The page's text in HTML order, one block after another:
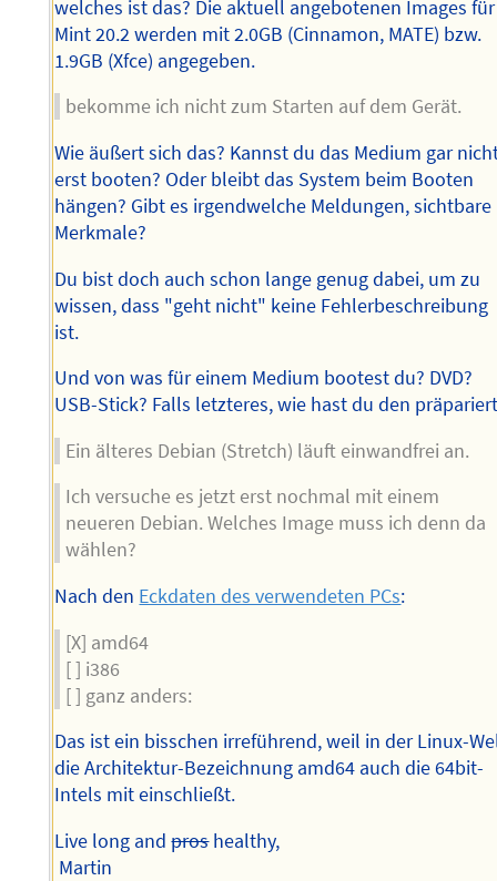
welches ist das? Die aktuell angebotenen Images für
Mint 20.2 werden mit 2.0GB (Cinnamon, MATE) bzw.
1.9GB (Xfce) angegeben.
bekomme ich nicht zum Starten auf dem Gerät.
Wie äußert sich das? Kannst du das Medium gar
erst booten? Oder bleibt das System beim Booten
hängen? Gibt es irgendwelche Meldungen, sichtbare
Merkmale?
Du bist doch auch schon lange genug dabei, um zu
wissen, dass "geht nicht" keine Fehlerbeschreibung
ist.
Und von was für einem Medium bootest du? DVD?
USB-Stick? Falls letzteres, wie hast du den
Ein älteres Debian (Stretch) läuft einwandfrei an.
Ich versuche es jetzt erst nochmal mit einem
neueren Debian. Welches Image muss ich denn da
wählen?
Nach den Eckdaten des verwendeten PCs:
[X] amd64
[ ] i386
[ ] ganz anders:
Das ist ein bisschen irreführend, weil in der Linux-
die Architektur-Bezeichnung amd64 auch die 64bit-
Intels mit einschließt.
Live long andproshealthy,
Martin